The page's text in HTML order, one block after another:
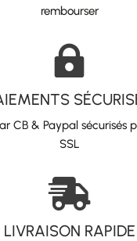
rembourser

CB & Paypal sécurisés
SSL

LIVRAISON RAPIDE